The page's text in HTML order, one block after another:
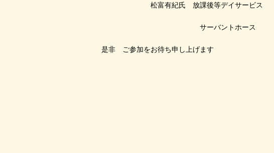
松富有紀氏 放課後等デイサービス
サーバントホース
是非 ご参加をお待ち申し上げます